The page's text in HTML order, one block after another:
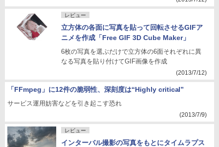
レビュー
立方体の各面に写真を貼って回転させるGIFア
ニメを作成「Free GIF 3D Cube Maker」
6枚の写真を選ぶだけで立方体の6面それぞれに異
なる写真を貼り付けてGIF画像を作成
(2013/7/12)
「FFmpeg」に12件の脆弱性、深刻度は“Highly critical”
サービス運用妨害などを引き起こす恐れ
(2013/7/9)
レビュー
インターバル撮影の写真をもとにタイムラプス